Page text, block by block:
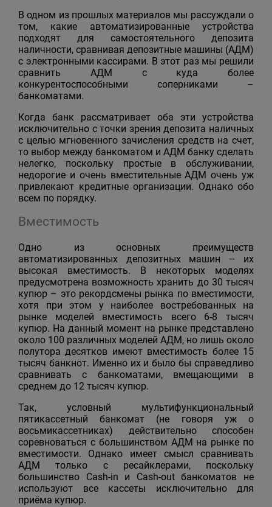
В одном из прошлых материалов мы рассуждали о
том, какие автоматизированные устройства
подходят для самостоятельного депозита
наличности, сравнивая депозитные машины (АДМ)
с электронными кассирами. В этот раз мы решили
сравнить АДМ с куда более
конкурентоспособными соперниками –
банкоматами.
Когда банк рассматривает оба эти устройства
исключительно с точки зрения депозита наличных
с целью мгновенного зачисления средств на счет,
то выбор между банкоматом и АДМ банку сделать
нелегко, поскольку простые в обслуживании,
недорогие и очень вместительные АДМ очень уж
привлекают кредитные организации. Однако обо
всем по порядку.
Вместимость
Одно из основных преимуществ
автоматизированных депозитных машин – их
высокая вместимость. В некоторых моделях
предусмотрена возможность хранить до 30 тысяч
купюр – это рекордсмены рынка по вместимости,
хотя при этом у наиболее востребованных на
рынке моделей вместимость всего 6-8 тысяч
купюр. На данный момент на рынке представлено
около 100 различных моделей АДМ, но лишь около
полутора десятков имеют вместимость более 15
тысяч банкнот. Именно их и было бы справедливо
сравнивать с банкоматами, вмещающими в
среднем до 12 тысяч купюр.
Так, условный мультифункциональный
пятикассетный банкомат (не говоря уж о
восьмикассетниках) действительно способен
соревноваться с большинством АДМ на рынке по
вместимости. Однако имеет смысл сравнивать
АДМ только с ресайклерами, поскольку
большинство Cash-in и Cash-out банкоматов не
используют все кассеты исключительно для
приёма купюр.